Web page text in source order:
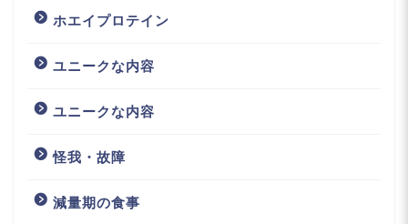
ホエイプロテイン
ユニークな内容
ユニークな内容
怪我・故障
減量期の食事